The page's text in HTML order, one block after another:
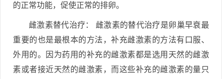
的正常功能，促使正常的排卵。
雌激素替代治疗： 雌激素的替代治疗是卵巢早衰最
重要的也是最根本的方法，补充雌激素的方法有口服、
外用的。因为药用的补充的雌激素都是选用天然的雌激
素或者接近天然的雌激素，而这些补充的雌激素的量只